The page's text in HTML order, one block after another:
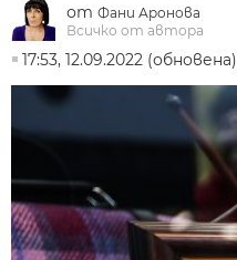
от Фани Аронова
Всичко от автора
17:53, 12.09.2022 (обновена)